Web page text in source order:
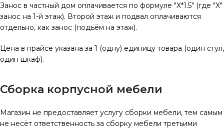
Занос в частный дом оплачивается по формуле "X*1.5" (где "X"
занос на 1-й этаж). Второй этаж и подвал оплачиваются
отдельно, как занос (подъём на этаж).
Цена в прайсе указана за 1 (одну) единицу товара (один стул,
один шкаф).
Сборка корпусной мебели
Магазин не предоставляет услугу сборки мебели, тем самым
не несёт ответственность за сборку мебели третьими